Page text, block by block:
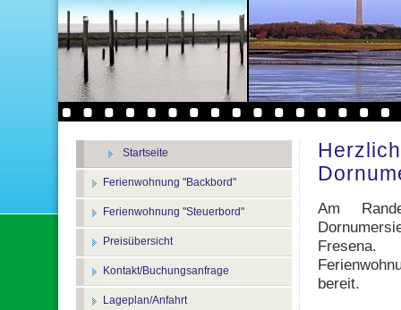
Startseite
Ferienwohnung "Backbord"
Ferienwohnung "Steuerbord"
Preisübersicht
Kontakt/Buchungsanfrage
Lageplan/Anfahrt
Am
bereit.